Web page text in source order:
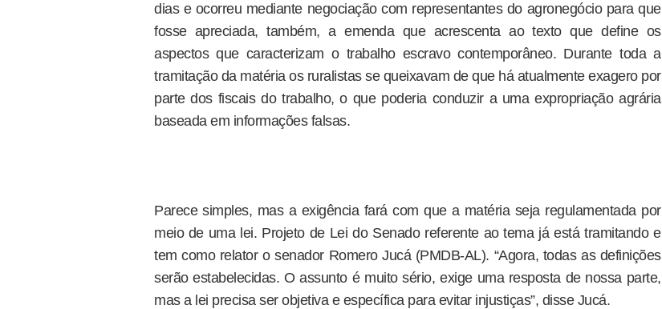
dias e ocorreu mediante negociação com representantes do agronegócio para que
fosse apreciada, também, a emenda que acrescenta ao texto que define os
aspectos que caracterizam o trabalho escravo contemporâneo. Durante toda a
tramitação da matéria os ruralistas se queixavam de que há atualmente exagero por
parte dos fiscais do trabalho, o que poderia conduzir a uma expropriação agrária
baseada em informações falsas.
Parece simples, mas a exigência fará com que a matéria seja regulamentada por
meio de uma lei. Projeto de Lei do Senado referente ao tema já está tramitando e
tem como relator o senador Romero Jucá (PMDB-AL). “Agora, todas as definições
serão estabelecidas. O assunto é muito sério, exige uma resposta de nossa parte,
mas a lei precisa ser objetiva e específica para evitar injustiças”, disse Jucá.